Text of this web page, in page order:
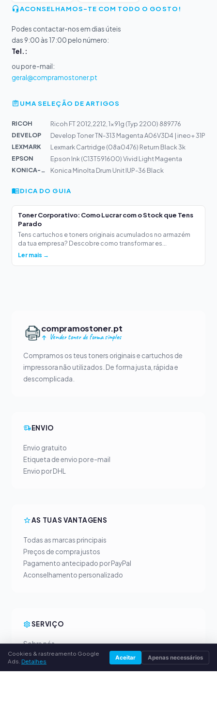
ACONSELHAMOS-TE COM TODO O GOSTO!
Podes contactar-nos em dias úteis
das 9:00 às 17:00 pelo número:
Tel.:
ou por e-mail:
geral@compramostoner.pt
UMA SELEÇÃO DE ARTIGOS
RICOH
Ricoh FT 2012,2212, 1x91g (Typ 2200) 889776
DEVELOP
Develop Toner TN-313 Magenta A06V3D4 | ineo+ 31P
LEXMARK
Lexmark Cartridge (08a0476) Return Black 3k
EPSON
Epson Ink (C13T591600) Vivid Light Magenta
KONICA-MIN...
Konica Minolta Drum Unit IUP-36 Black
DICA DO GUIA
Toner Corporativo: Como Lucrar com o Stock que Tens
Parado
Tens cartuchos e toners originais acumulados no armazém
da tua empresa? Descobre como transformar es...
Ler mais →
compramostoner.pt
Vender toner de forma simples
Compramos os teus toners originais e cartuchos de
impressora não utilizados. De forma justa, rápida e
descomplicada.
ENVIO
Envio gratuito
Etiqueta de envio por e-mail
Envio por DHL
AS TUAS VANTAGENS
Todas as marcas principais
Preços de compra justos
Pagamento antecipado por PayPal
Aconselhamento personalizado
SERVIÇO
Sobre nós
Política de privacidade
Dados da empresa
Cookies & rastreamento Google
Ads. Detalhes Aceitar Apenas necessários